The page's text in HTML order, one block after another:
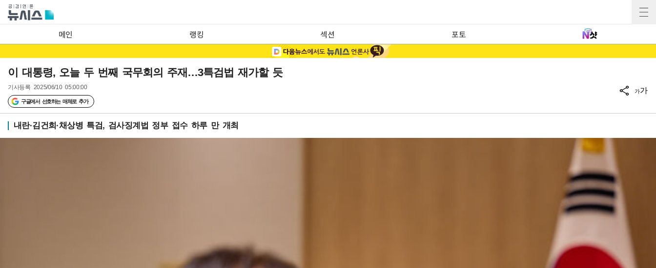
메인 랭킹 섹션 포토
이 대통령, 오늘 두 번째 국무회의 주재…3특검법 재가할 듯
기사등록 2025/06/10 05:00:00
구글에서 선호하는 매체로 추가
가가
내란·김건희·채상병 특검, 검사징계법 정부 접수 하루 만 개최